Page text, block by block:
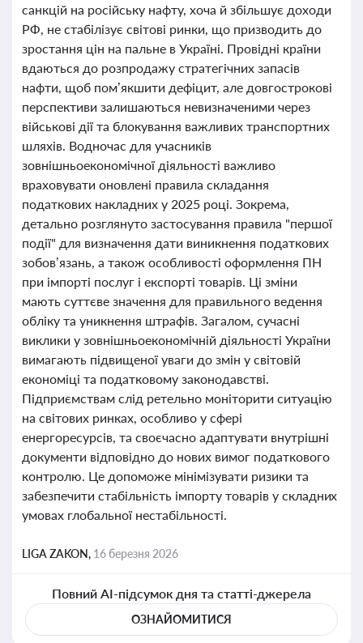
санкцій на російську нафту, хоча й збільшує доходи
РФ, не стабілізує світові ринки, що призводить до
зростання цін на пальне в Україні. Провідні країни
вдаються до розпродажу стратегічних запасів
нафти, щоб пом’якшити дефіцит, але довгострокові
перспективи залишаються невизначеними через
військові дії та блокування важливих транспортних
шляхів. Водночас для учасників
зовнішньоекономічної діяльності важливо
враховувати оновлені правила складання
податкових накладних у 2025 році. Зокрема,
детально розглянуто застосування правила "першої
події" для визначення дати виникнення податкових
зобов’язань, а також особливості оформлення ПН
при імпорті послуг і експорті товарів. Ці зміни
мають суттєве значення для правильного ведення
обліку та уникнення штрафів. Загалом, сучасні
виклики у зовнішньоекономічній діяльності України
вимагають підвищеної уваги до змін у світовій
економіці та податковому законодавстві.
Підприємствам слід ретельно моніторити ситуацію
на світових ринках, особливо у сфері
енергоресурсів, та своєчасно адаптувати внутрішні
документи відповідно до нових вимог податкового
контролю. Це допоможе мінімізувати ризики та
забезпечити стабільність імпорту товарів у складних
умовах глобальної нестабільності.
LIGA ZAKON, 16 березня 2026
Повний AI-підсумок дня та статті-джерела
ОЗНАЙОМИТИСЯ